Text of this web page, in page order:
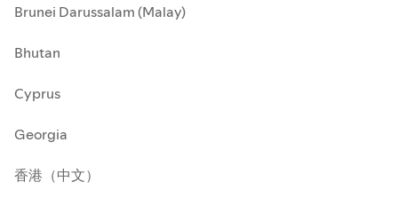
Brunei Darussalam (Malay)
Bhutan
Cyprus
Georgia
香港（中文）